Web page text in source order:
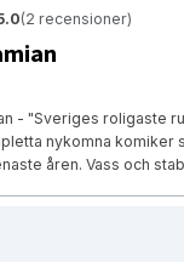
(2 recensioner)
- "Sveriges roligaste
nykomna komiker
åren. Vass och